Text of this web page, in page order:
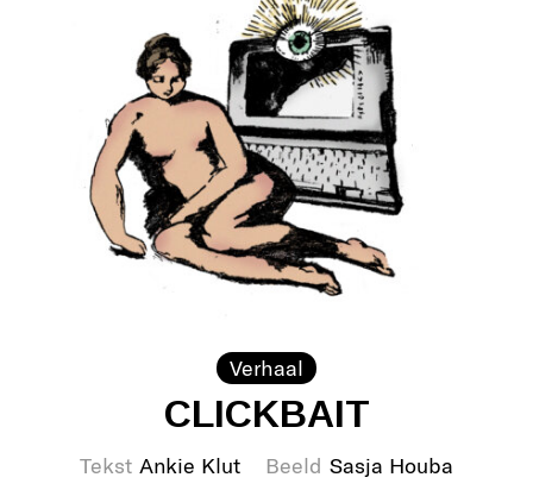
Verhaal
CLICKBAIT
Tekst Ankie Klut Beeld Sasja Houba